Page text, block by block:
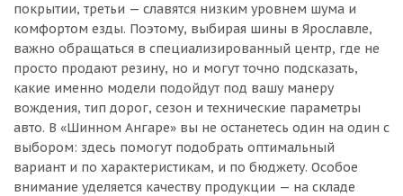
покрытии, третьи — славятся низким уровнем шума и
комфортом езды. Поэтому, выбирая шины в Ярославле,
важно обращаться в специализированный центр, где не
просто продают резину, но и могут точно подсказать,
какие именно модели подойдут под вашу манеру
вождения, тип дорог, сезон и технические параметры
авто. В «Шинном Ангаре» вы не останетесь один на один с
выбором: здесь помогут подобрать оптимальный
вариант и по характеристикам, и по бюджету. Особое
внимание уделяется качеству продукции — на складе